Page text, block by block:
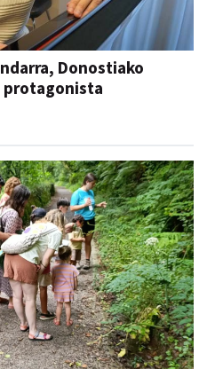
Donostiako
protagonista